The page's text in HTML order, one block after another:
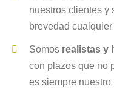
nuestros clientes y
brevedad
Somos realistas y
con plazos que no
es siempre nuestro